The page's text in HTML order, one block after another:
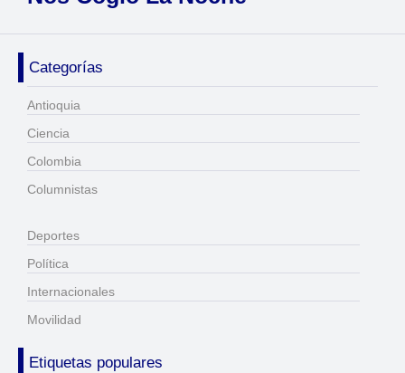
Categorías
Antioquia
Ciencia
Colombia
Columnistas
Deportes
Política
Internacionales
Movilidad
Etiquetas populares